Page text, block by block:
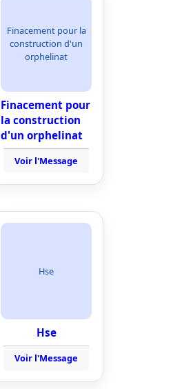
Finacement pour la
construction d'un
orphelinat
Finacement pour
la construction
d'un orphelinat
Voir l'Message
Hse
Hse
Voir l'Message